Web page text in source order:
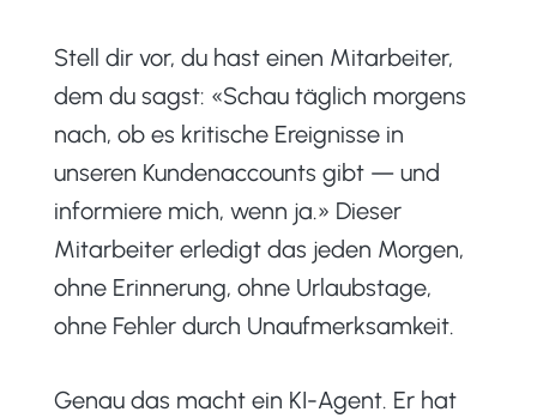
Stell dir vor, du hast einen Mitarbeiter,
dem du sagst: «Schau täglich morgens
nach, ob es kritische Ereignisse in
unseren Kundenaccounts gibt — und
informiere mich, wenn ja.» Dieser
Mitarbeiter erledigt das jeden Morgen,
ohne Erinnerung, ohne Urlaubstage,
ohne Fehler durch Unaufmerksamkeit.
Genau das macht ein KI-Agent. Er hat